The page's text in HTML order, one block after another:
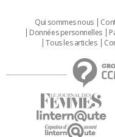
Qui sommes nous
Données personnelles
Tous les articles